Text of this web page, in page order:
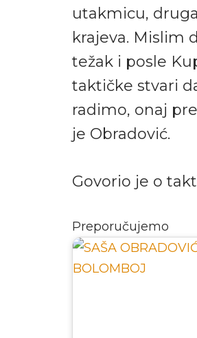
utakmicu,
krajeva. Mislim
težak i posle
taktičke stvari
radimo, onaj
je Obradović.
Govorio je o
Preporučujemo